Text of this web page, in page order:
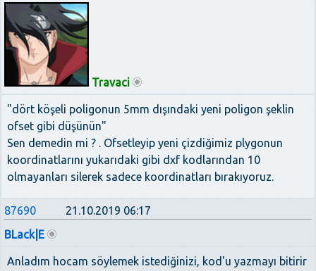
Travaci
"dört köşeli poligonun 5mm dışındaki yeni poligon şeklin
ofset gibi düşünün"
Sen demedin mi ? . Ofsetleyip yeni çizdiğimiz plygonun
koordinatlarını yukarıdaki gibi dxf kodlarından 10
olmayanları silerek sadece koordinatları bırakıyoruz.
87690
21.10.2019 06:17
BLack|E
Anladım hocam söylemek istediğinizi, kod'u yazmayı bitirir